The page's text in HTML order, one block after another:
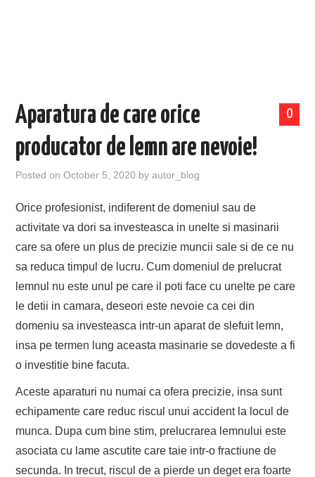
0
Aparatura de care orice
producator de lemn are nevoie!
Posted onOctober 5, 2020 byautor_blog
Orice profesionist, indiferent de domeniul sau de
activitate va dori sa investeasca in unelte si masinarii
care sa ofere un plus de precizie muncii sale si de ce nu
sa reduca timpul de lucru. Cum domeniul de prelucrat
lemnul nu este unul pe care il poti face cu unelte pe care
le detii in camara, deseori este nevoie ca cei din
domeniu sa investeasca intr-un aparat de slefuit lemn,
insa pe termen lung aceasta masinarie se dovedeste a fi
o investitie bine facuta.
Aceste aparaturi nu numai ca ofera precizie, insa sunt
echipamente care reduc riscul unui accident la locul de
munca. Dupa cum bine stim, prelucrarea lemnului este
asociata cu lame ascutite care taie intr-o fractiune de
secunda. In trecut, riscul de a pierde un deget era foarte